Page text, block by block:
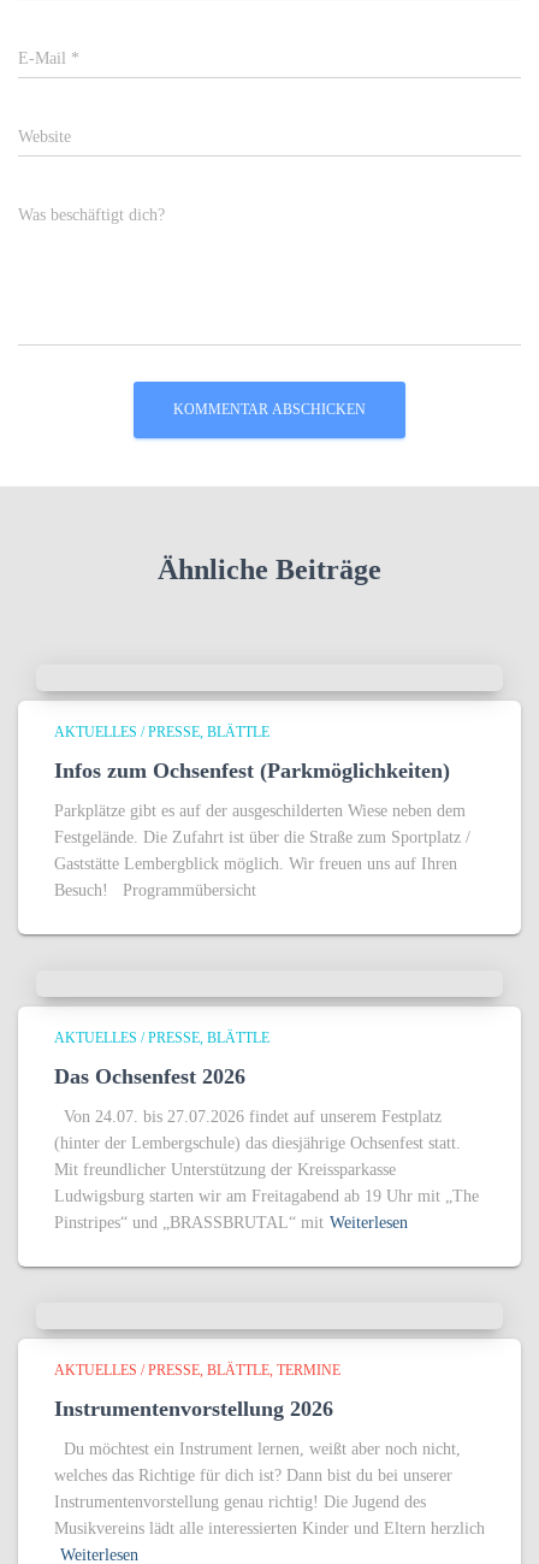
E-Mail *
Website
Was beschäftigt dich?
Ähnliche Beiträge
AKTUELLES / PRESSE BLÄTTLE
Infos zum Ochsenfest (Parkmöglichkeiten)
Parkplätze gibt es auf der ausgeschilderten Wiese neben dem
Festgelände. Die Zufahrt ist über die Straße zum Sportplatz /
Gaststätte Lembergblick möglich. Wir freuen uns auf Ihren
Besuch! Programmübersicht
AKTUELLES / PRESSE BLÄTTLE
Das Ochsenfest 2026
Von 24.07. bis 27.07.2026 findet auf unserem Festplatz
(hinter der Lembergschule) das diesjährige Ochsenfest statt.
Mit freundlicher Unterstützung der Kreissparkasse
Ludwigsburg starten wir am Freitagabend ab 19 Uhr mit „The
Pinstripes“ und „BRASSBRUTAL“ mit Weiterlesen
AKTUELLES / PRESSE BLÄTTLE TERMINE
Instrumentenvorstellung 2026
Du möchtest ein Instrument lernen, weißt aber noch nicht,
welches das Richtige für dich ist? Dann bist du bei unserer
Instrumentenvorstellung genau richtig! Die Jugend des
Musikvereins lädt alle interessierten Kinder und Eltern herzlich
Weiterlesen